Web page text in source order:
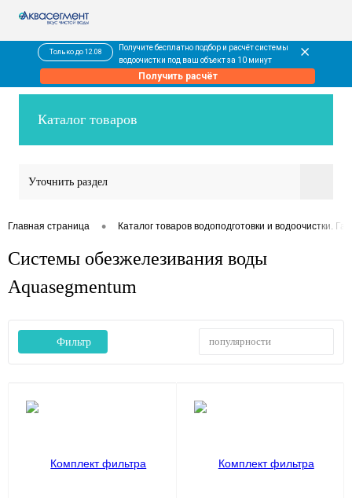
Каталог товаров
Уточнить раздел
Главная страница • Каталог товаров водоподготовки и водоочистки.
Системы обезжелезивания воды
Aquasegmentum
Фильтр популярности
Получите бесплатно подбор и расчёт системы
водоочистки под ваш объект за 10 минут
Получить расчёт
Только до 12.08